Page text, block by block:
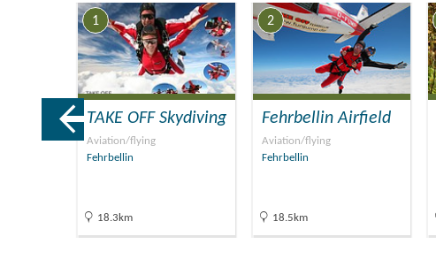
1
TAKE OFF Skydiving
Aviation/flying
Fehrbellin
18.3km
2
Fehrbellin Airfield
Aviation/flying
Fehrbellin
18.5km